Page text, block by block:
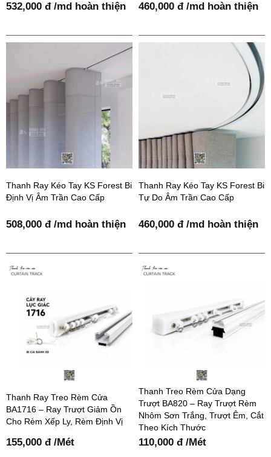
532,000 đ /md hoàn thiện 460,000 đ /md hoàn thiện
Thanh Ray Kéo Tay KS Forest Bi
Định Vị Âm Trần Cao Cấp
508,000 đ /md hoàn thiện
Thanh Ray Kéo Tay KS Forest Bi
Tự Do Âm Trần Cao Cấp
460,000 đ /md hoàn thiện
Thanh Ray Treo Rèm Cửa
BA1716 – Ray Trượt Giảm Ồn
Cho Rèm Xếp Ly, Rèm Định Vị
155,000 đ /Mét
Thanh Treo Rèm Cửa Dạng
Trượt BA820 – Ray Trượt Rèm
Nhôm Sơn Trắng, Trượt Êm, Cắt
Theo Kích Thước
110,000 đ /Mét